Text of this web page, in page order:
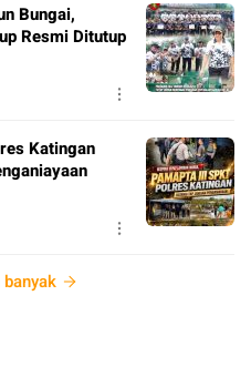
Bungai,
Resmi Ditutup
Katingan